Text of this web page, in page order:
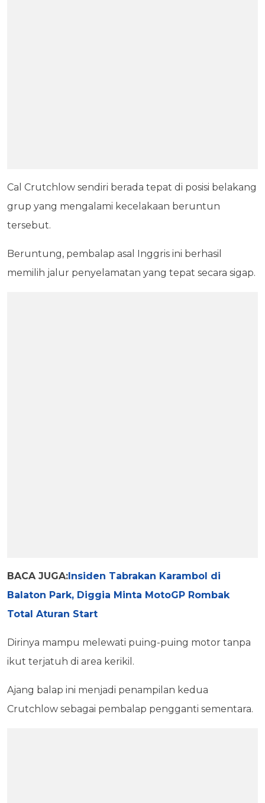
Cal Crutchlow sendiri berada tepat di posisi belakang
grup yang mengalami kecelakaan beruntun
tersebut.
Beruntung, pembalap asal Inggris ini berhasil
memilih jalur penyelamatan yang tepat secara sigap.
BACA JUGA: Insiden Tabrakan Karambol di
Balaton Park, Diggia Minta MotoGP Rombak
Total Aturan Start
Dirinya mampu melewati puing-puing motor tanpa
ikut terjatuh di area kerikil.
Ajang balap ini menjadi penampilan kedua
Crutchlow sebagai pembalap pengganti sementara.